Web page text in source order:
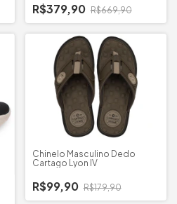
R$379,90 R$669,90
Chinelo Masculino Dedo
Cartago Lyon IV
R$99,90 R$179,90